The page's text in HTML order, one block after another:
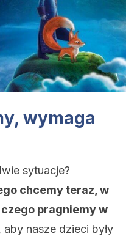
wymaga
sytuacje?
chcemy teraz, w
pragniemy w
aby nasze dzieci były